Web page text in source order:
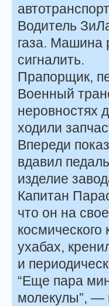
Водитель
газа. Машина
сигналить.
Прапорщик,
Военный
неровностях
ходили
Впереди
вдавил
изделие
Капитан
что он на
космического
ухабах,
и
“Еще пара
молекулы”, —